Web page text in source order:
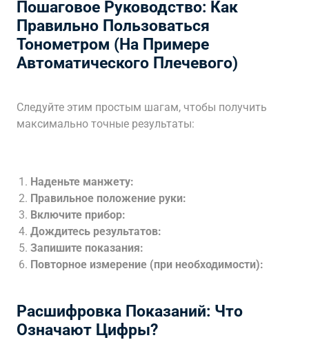
Пошаговое Руководство: Как
Правильно Пользоваться
Тонометром (На Примере
Автоматического Плечевого)
Следуйте этим простым шагам, чтобы получить
максимально точные результаты:
Наденьте манжету:
Правильное положение руки:
Включите прибор:
Дождитесь результатов:
Запишите показания:
Повторное измерение (при необходимости):
Расшифровка Показаний: Что
Означают Цифры?